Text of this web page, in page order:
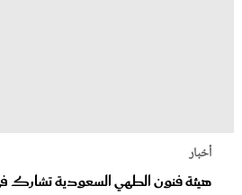
أخبار
هيئة فنون الطهي السعودية تشارك